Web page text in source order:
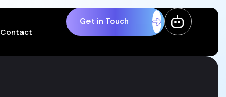
Contact
Get in Touch